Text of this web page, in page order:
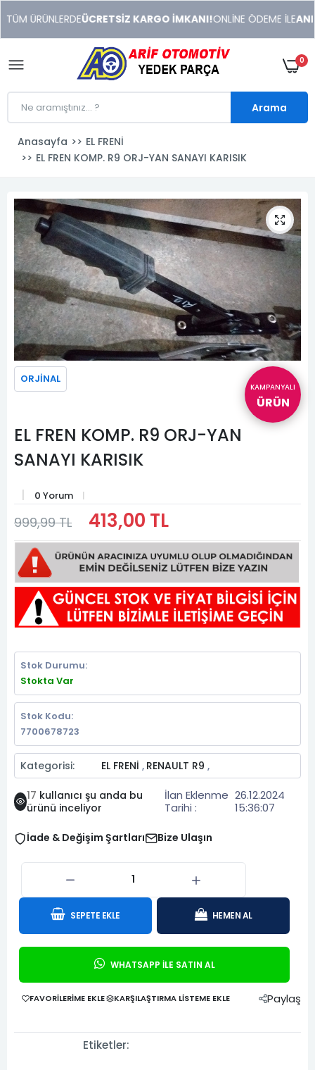
xonusu
veren
sitolar
ÜRÜNLERDEÜCRETSİZ KARGO İMKANI!ONLİNE ÖDEME İLE
0
Arama
Anasayfa
EL FRENİ
EL FREN KOMP. R9 ORJ-YAN SANAYI KARISIK
KAMPANYALI
ÜRÜN
ORJİNAL
EL FREN KOMP. R9 ORJ-YAN
SANAYI KARISIK
0 Yorum
999,99 TL 413,00 TL
Stok Durumu:
Stokta Var
Stok Kodu:
7700678723
Kategorisi: EL FRENİ , RENAULT R9 ,
17 kullanıcı şu anda bu
ürünü inceliyor
İlan Eklenme
Tarihi :
26.12.2024
15:36:07
İade & Değişim Şartları Bize Ulaşın
SEPETE EKLE HEMEN AL
WHATSAPP İLE SATIN AL
FAVORILERIME EKLE KARŞILAŞTIRMA LISTEME EKLE Paylaş
Etiketler: